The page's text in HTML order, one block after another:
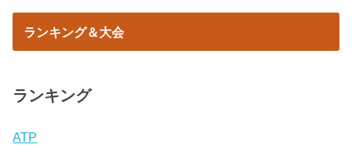
ランキング＆大会
ランキング
ATP